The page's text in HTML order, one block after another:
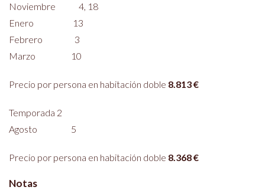
Noviembre 4, 18
Enero 13
Febrero 3
Marzo 10
Precio por persona en habitación doble 8.813 €
Temporada 2
Agosto 5
Precio por persona en habitación doble 8.368 €
Notas